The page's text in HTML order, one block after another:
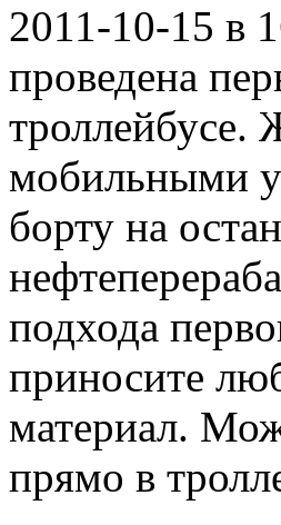
2011-10-15 в
проведена
троллейбусе.
мобильными
борту на
подхода
приносите
материал.
прямо в